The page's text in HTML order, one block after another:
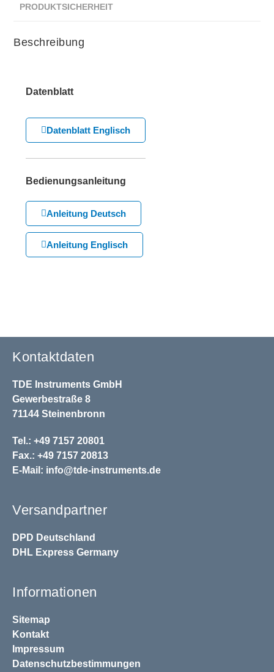
PRODUKTSICHERHEIT
Beschreibung
Datenblatt
Datenblatt Englisch
Bedienungsanleitung
Anleitung Deutsch
Anleitung Englisch
Kontaktdaten
TDE Instruments GmbH
Gewerbestraße 8
71144 Steinenbronn
Tel.: +49 7157 20801
Fax.: +49 7157 20813
E-Mail: info@tde-instruments.de
Versandpartner
DPD Deutschland
DHL Express Germany
Informationen
Sitemap
Kontakt
Impressum
Datenschutzbestimmungen